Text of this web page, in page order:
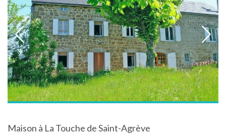
Maison à La Touche de Saint-Agrève